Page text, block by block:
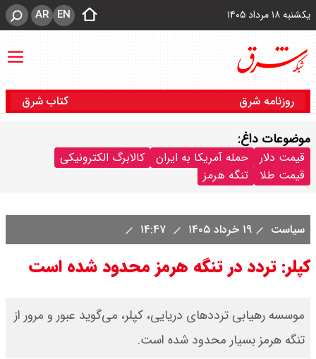
یکشنبه ۱۸ مرداد ۱۴۰۵ EN
AR
روزنامه شرق کتاب شرق
موضوعات داغ:
قیمت دلار حمله آمریکا به ایران
کالابرگ الکترونیکی
قیمت طلا
تنگه هرمز
سیاست ۱۹ خرداد ۱۴۰۵
کپلر: تردد در تنگه هرمز محدود شده است
موسسه رهیابی ترددهای دریایی، کپلر، می‌گوید عبور و مرور از
تنگه هرمز بسیار محدود شده است.